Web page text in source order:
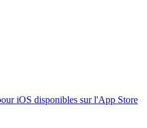
iOS disponibles sur l'App Store